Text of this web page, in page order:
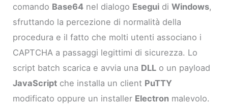
comando Base64 nel dialogo Esegui diWindows,
sfruttando la percezione di normalità della
procedura e il fatto che molti utenti associano i
CAPTCHA a passaggi legittimi di sicurezza. Lo
script batch scarica e avvia una DLL o un payload
JavaScript che installa un client PuTTY
modificato oppure un installer Electron malevolo.